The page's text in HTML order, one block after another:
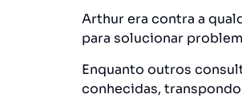
Arthur era contra a
para solucionar
Enquanto outros
conhecidas,